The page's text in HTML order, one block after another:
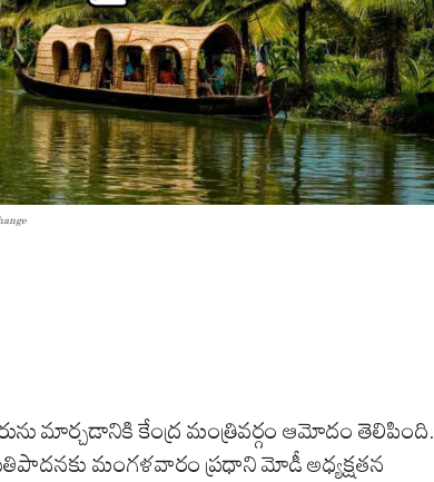
మార్చడానికి కేంద్ర మంత్రివర్గం ఆమోదం తెలిపింది.
మంగళవారం ప్రధాని మోడీ అధ్యక్షతన